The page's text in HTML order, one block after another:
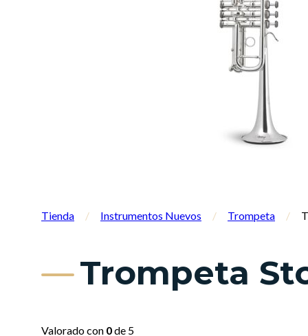
Tienda / Instrumentos Nuevos / Trompeta /
Trompeta
Valorado con 0de 5